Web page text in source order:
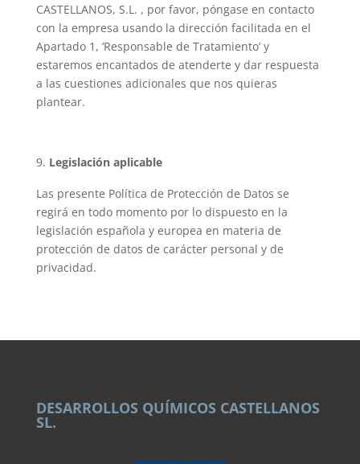
CASTELLANOS, S.L. , por favor, póngase en contacto
con la empresa usando la dirección facilitada en el
Apartado 1, ‘Responsable de Tratamiento’ y
estaremos encantados de atenderte y dar respuesta
a las cuestiones adicionales que nos quieras
plantear.
Legislación aplicable
Las presente Política de Protección de Datos se
regirá en todo momento por lo dispuesto en la
legislación española y europea en materia de
protección de datos de carácter personal y de
privacidad.
DESARROLLOS QUÍMICOS CASTELLANOS
SL.